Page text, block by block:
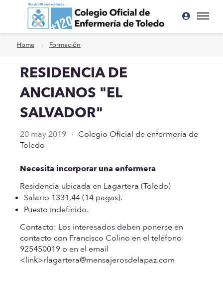
Ir a contenido principal
Home Formación
RESIDENCIA DE
ANCIANOS "EL
SALVADOR"
20 may 2019 · Colegio Oficial de enfermería de
Toledo
Necesita incorporar una enfermera
Residencia ubicada en Lagartera (Toledo)
Salario 1331,44 (14 pagas).
Puesto indefinido.
Contacto: Los interesados deben ponerse en
contacto con Francisco Colino en el teléfono
925450019 o en el email
<link>rlagartera@mensajerosdelapaz.com